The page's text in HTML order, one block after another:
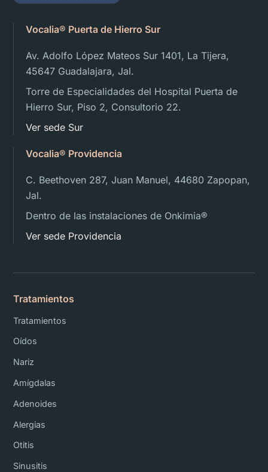
Vocalia® Puerta de Hierro Sur
Av. Adolfo López Mateos Sur 1401, La Tijera,
45647 Guadalajara, Jal.
Torre de Especialidades del Hospital Puerta de
Hierro Sur, Piso 2, Consultorio 22.
Ver sede Sur
Vocalia® Providencia
C. Beethoven 287, Juan Manuel, 44680 Zapopan,
Jal.
Dentro de las instalaciones de Onkimia®️
Ver sede Providencia
Tratamientos
Tratamientos
Oídos
Nariz
Amígdalas
Adenoides
Alergias
Otitis
Sinusitis